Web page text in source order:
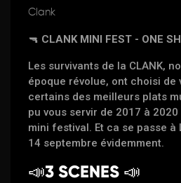
Clank
🔫 CLANK MINI FEST - ONE
Les survivants de la CLANK,
époque révolue, ont choisi de
certains des meilleurs plats
pu vous servir de 2017 à
mini festival. Et ca se passe à
14 septembre évidemment.
📣3 SCENES 📣